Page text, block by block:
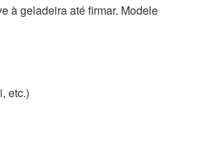
à geladeira até firmar. Modele
etc.)